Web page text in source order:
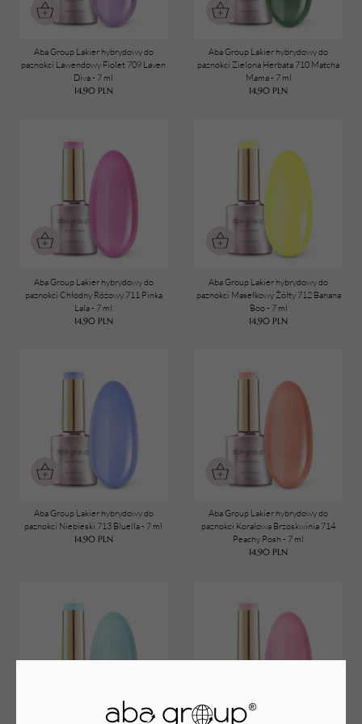
TWÓJ KOSZYK (0)
)
POJEMNOŚĆ
Aba Group Lakier hybrydowy do
paznokci Lawendowy Fiolet 709 Laven
Diva - 7 ml
14,90 PLN
Aba Group Lakier hybrydowy do
paznokci Zielona Herbata 710 Matcha
Mama - 7 ml
14,90 PLN
Aba Group Lakier hybrydowy do
paznokci Chłodny Różowy 711 Pinka
Lala - 7 ml
14,90 PLN
Aba Group Lakier hybrydowy do
paznokci Masełkowy Żółty 712 Banana
Boo - 7 ml
14,90 PLN
Aba Group Lakier hybrydowy do
paznokci Niebieski 713 Bluella - 7 ml
14,90 PLN
Aba Group Lakier hybrydowy do
paznokci Koralowa Brzoskwinia 714
Peachy Posh - 7 ml
14,90 PLN